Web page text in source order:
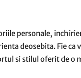
personale,
deosebita. Fie ca
si stilul oferit de o